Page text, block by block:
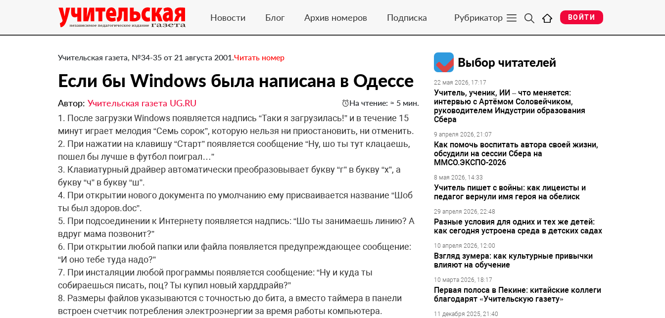
Новости Блог Архив номеров Подписка Рубрикатор ВОЙТИ
Учительская газета, №34-35 от 21 августа 2001.Читать номер
Если бы Windows была написана в Одессе
Автор: Учительская газета UG.RU На чтение: ≈ 5 мин.
1. После загрузки Windows появляется надпись “Таки я загрузилась!” и в течение 15
минут играет мелодия “Семь сорок”, которую нельзя ни приостановить, ни отменить.
2. При нажатии на клавишу “Старт” появляется сообщение “Ну, шо ты тут клацаешь,
пошел бы лучше в футбол поиграл…”
3. Клавиатурный драйвер автоматически преобразовывает букву “г” в букву “х”, а
букву “ч” в букву “ш”.
4. При открытии нового документа по умолчанию ему присваивается название “Шоб
ты был здоров.doc”.
5. При подсоединении к Интернету появляется надпись: “Шо ты занимаешь линию? А
вдруг мама позвонит?”
6. При открытии любой папки или файла появляется предупреждающее сообщение:
“И оно тебе туда надо?”
7. При инсталяции любой программы появляется сообщение: “Ну и куда ты
собираешься писать, поц? Ты купил новый харддрайв?”
8. Размеры файлов указываются с точностью до бита, а вместо таймера в панели
встроен счетчик потребления электроэнергии за время работы компьютера.
Выбор читателей
22 мая 2026, 17:17
Учитель, ученик, ИИ – что меняется:
интервью с Артёмом Соловейчиком,
руководителем Индустрии образования
Сбера
9 апреля 2026, 21:07
Как помочь воспитать автора своей жизни,
обсудили на сессии Сбера на
ММСО.ЭКСПО-2026
8 мая 2026, 14:33
Учитель пишет с войны: как лицеисты и
педагог вернули имя героя на обелиск
29 апреля 2026, 22:48
Разные условия для одних и тех же детей:
как сегодня устроена среда в детских садах
10 апреля 2026, 12:00
Взгляд зумера: как культурные привычки
влияют на обучение
10 марта 2026, 18:17
Первая полоса в Пекине: китайские коллеги
благодарят «Учительскую газету»
11 декабря 2025, 21:40